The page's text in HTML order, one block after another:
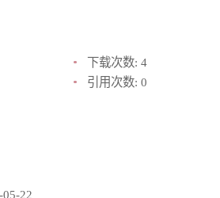
下载次数: 4
引用次数: 0
05-22